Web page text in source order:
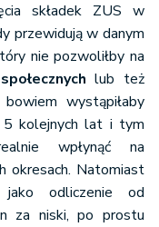
składek ZUS w
przewidują w danym
nie pozwoliłby na
lub też
bowiem wystąpiłaby
5 kolejnych lat i tym
wpłynąć na
okresach. Natomiast
jako odliczenie od
za niski, po prostu